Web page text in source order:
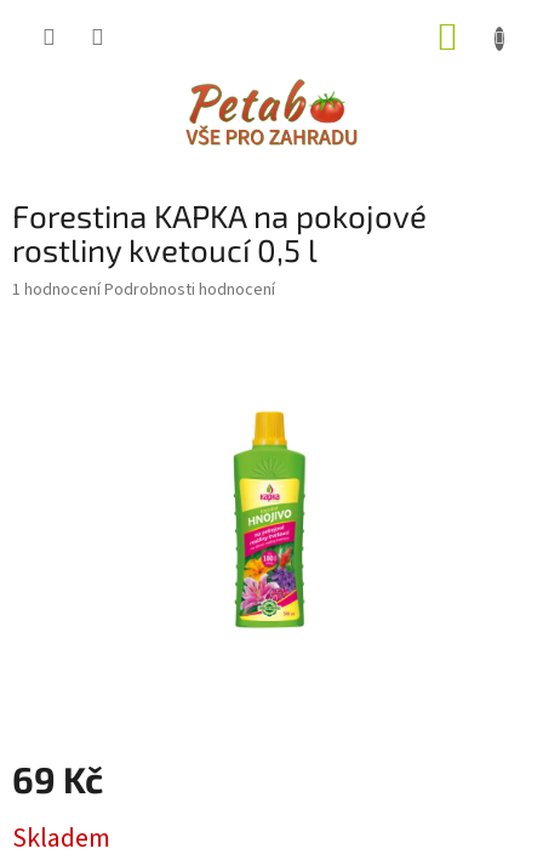
Forestina KAPKA na pokojové
rostliny kvetoucí 0,5 l
Průměrné
1 hodnoceníPodrobnosti hodnocení
69 Kč
cena:
Skladem